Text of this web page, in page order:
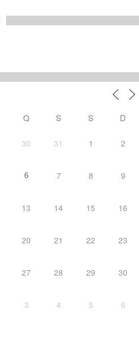
Q S S D
30 31 1 2
6 7 8 9
13 14 15 16
20 21 22 23
27 28 29 30
3 4 5 6